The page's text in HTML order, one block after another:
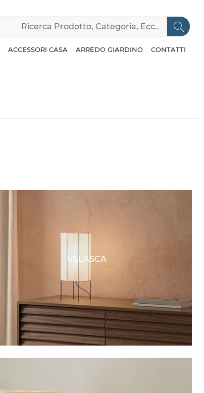
ACCESSORI CASA ARREDO GIARDINO CONTATTI
VELASCA